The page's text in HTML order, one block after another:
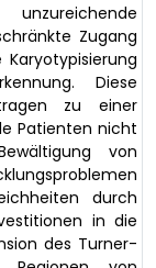
Zugang
Diese
zu einer
Patienten nicht
von
durch
in die
des Turner-